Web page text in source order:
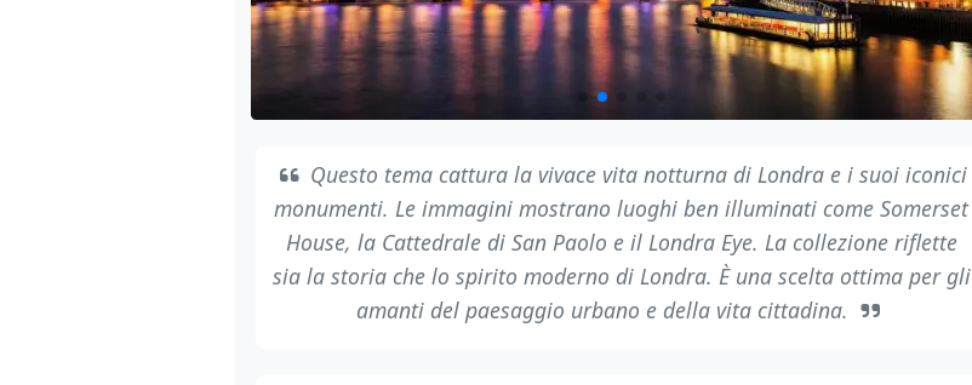
Questo tema cattura la vivace vita notturna di Londra e i suoi iconici
monumenti. Le immagini mostrano luoghi ben illuminati come Somerset
House, la Cattedrale di San Paolo e il Londra Eye. La collezione riflette
sia la storia che lo spirito moderno di Londra. È una scelta ottima per gli
amanti del paesaggio urbano e della vita cittadina.